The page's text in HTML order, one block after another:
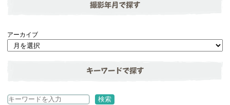
撮影年月で探す
アーカイブ
キーワードで探す
検
検索